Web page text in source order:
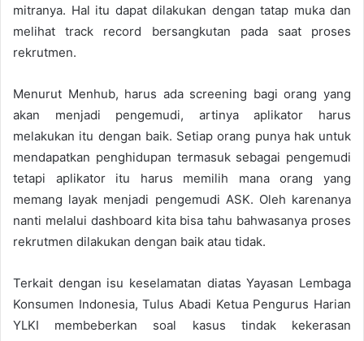
mitranya. Hal itu dapat dilakukan dengan tatap muka dan
melihat track record bersangkutan pada saat proses
rekrutmen.
Menurut Menhub, harus ada screening bagi orang yang
akan menjadi pengemudi, artinya aplikator harus
melakukan itu dengan baik. Setiap orang punya hak untuk
mendapatkan penghidupan termasuk sebagai pengemudi
tetapi aplikator itu harus memilih mana orang yang
memang layak menjadi pengemudi ASK. Oleh karenanya
nanti melalui dashboard kita bisa tahu bahwasanya proses
rekrutmen dilakukan dengan baik atau tidak.
Terkait dengan isu keselamatan diatas Yayasan Lembaga
Konsumen Indonesia, Tulus Abadi Ketua Pengurus Harian
YLKI membeberkan soal kasus tindak kekerasan